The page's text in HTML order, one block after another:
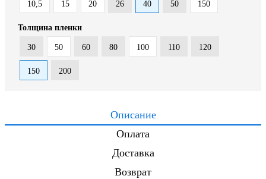
10,5 15 20 26 40 50 150
Толщина пленки
30 50 60 80 100 110 120
150 200
Описание
Оплата
Доставка
Возврат